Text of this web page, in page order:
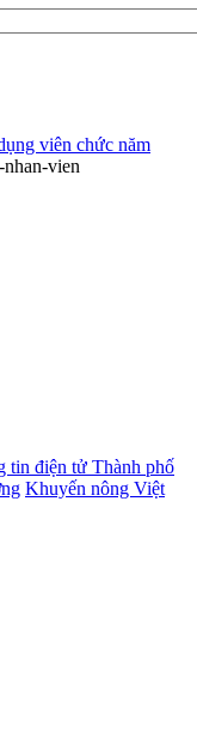
viên chức năm
vien
tin điện tử Thành phố
Khuyến nông Việt